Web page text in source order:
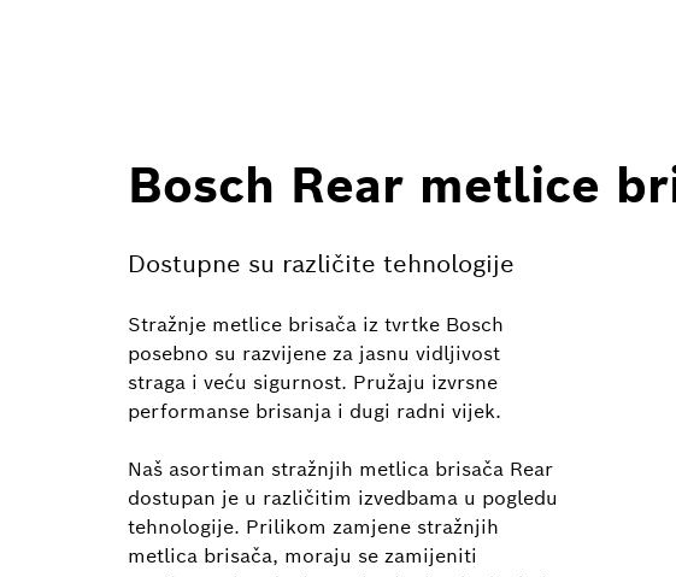
Bosch Rear metlice
Dostupne su različite tehnologije
Stražnje metlice brisača iz tvrtke Bosch
posebno su razvijene za jasnu vidljivost
straga i veću sigurnost. Pružaju izvrsne
performanse brisanja i dugi radni vijek.
Naš asortiman stražnjih metlica brisača Rear
dostupan je u različitim izvedbama u pogledu
tehnologije. Prilikom zamjene stražnjih
metlica brisača, moraju se zamijeniti